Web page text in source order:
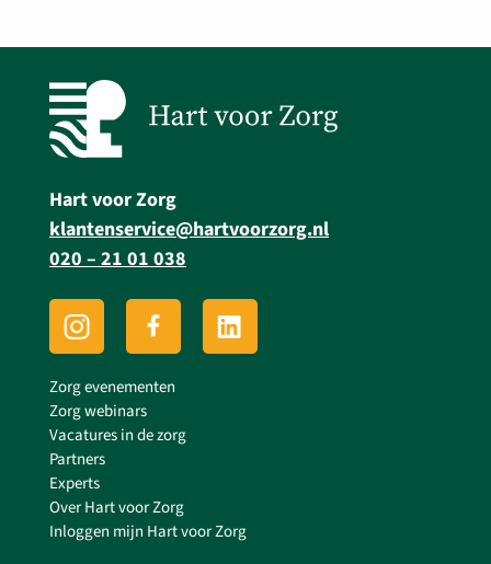
Hart voor Zorg
klantenservice@hartvoorzorg.nl
020 – 21 01 038
Zorg evenementen
Zorg webinars
Vacatures in de zorg
Partners
Experts
Over Hart voor Zorg
Inloggen mijn Hart voor Zorg